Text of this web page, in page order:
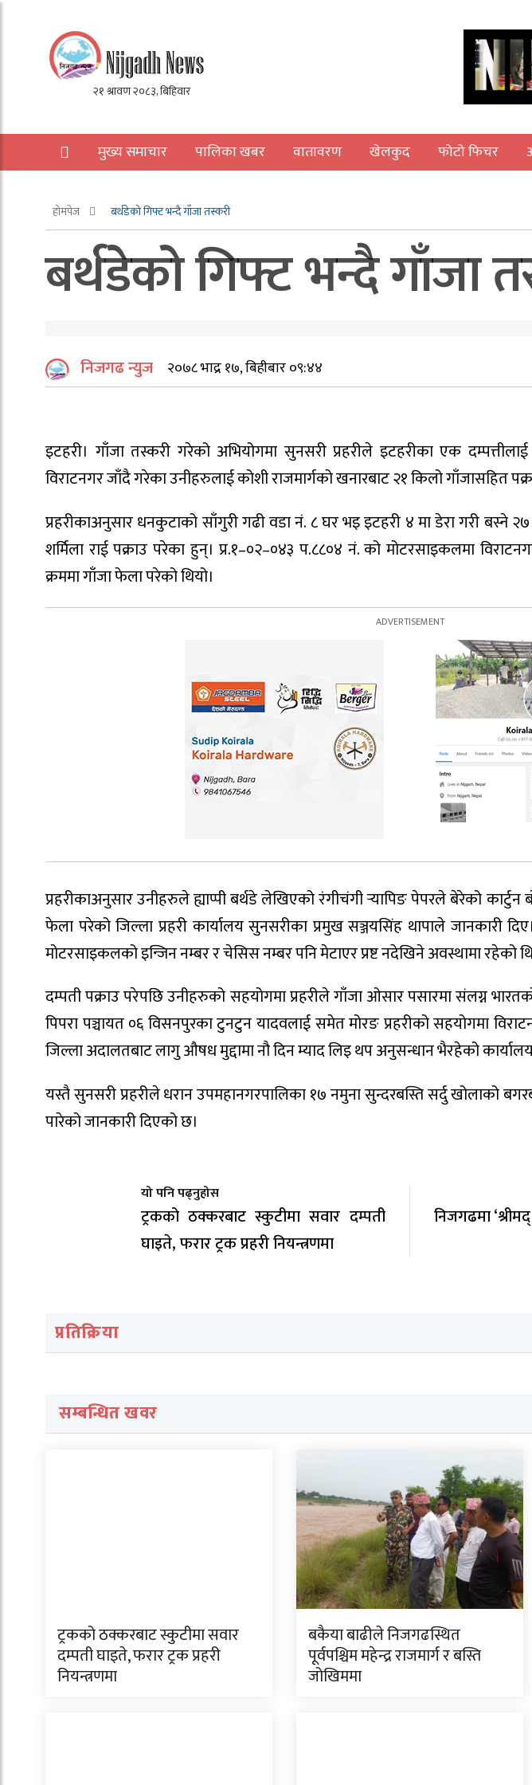
मुख्य समाचार पालिका खबर वातावरण खेलकुद फोटो फिचर
होमपेज बर्थडेको गिफ्ट भन्दै गाँजा तस्करी
बर्थडेको गिफ्ट भन्दै गाँजा
निजगढ न्युज २०७८ भाद्र १७, बिहीबार ०९:४४
इटहरी। गाँजा तस्करी गरेको अभियोगमा सुनसरी प्रहरीले इटहरीका एक
विराटनगर जाँदै गरेका उनीहरुलाई कोशी राजमार्गको खनारबाट २१ किलो गाँजासहित
प्रहरीकाअनुसार धनकुटाको साँगुरी गढी वडा नं. ८ घर भइ इटहरी ४ मा डेरा गरी बस्ने २७
शर्मिला राई पक्राउ परेका हुन्। प्र.१–०२–०४३ प.८८०४ नं. को मोटरसाइकलमा
क्रममा गाँजा फेला परेको थियो।
प्रहरीकाअनुसार उनीहरुले ह्याप्पी बर्थडे लेखिएको रंगीचंगी र्‍यापिङ पेपरले बेरेको कार्टुन
फेला परेको जिल्ला प्रहरी कार्यालय सुनसरीका प्रमुख सञ्जयसिंह थापाले जानकारी
मोटरसाइकलको इन्जिन नम्बर र चेसिस नम्बर पनि मेटाएर प्रष्ट नदेखिने अवस्थामा रहेको
दम्पती पक्राउ परेपछि उनीहरुको सहयोगमा प्रहरीले गाँजा ओसार पसारमा संलग्न
पिपरा पञ्चायत ०६ विसनपुरका टुनटुन यादवलाई समेत मोरङ प्रहरीको सहयोगमा
जिल्ला अदालतबाट लागु औषध मुद्दामा नौ दिन म्याद लिइ थप अनुसन्धान भैरहेको
यस्तै सुनसरी प्रहरीले धरान उपमहानगरपालिका १७ नमुना सुन्दरबस्ति सर्दु खोलाको
पारेको जानकारी दिएको छ।
यो पनि पढ्नुहोस
ट्रकको ठक्करबाट स्कुटीमा सवार दम्पती
घाइते, फरार ट्रक प्रहरी नियन्त्रणमा
निजगढमा
प्रतिक्रिया
सम्बन्धित खवर
ट्रकको ठक्करबाट स्कुटीमा सवार
दम्पती घाइते, फरार ट्रक प्रहरी
नियन्त्रणमा
बकैया बाढीले निजगढस्थित
पूर्वपश्चिम महेन्द्र राजमार्ग र बस्ति
जोखिममा